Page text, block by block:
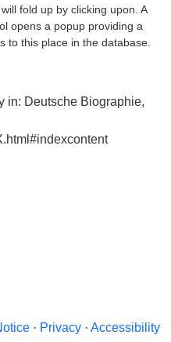
fold up by clicking upon. A
opens a popup providing a
to this place in the database.
in: Deutsche Biographie,
· Privacy · Accessibility